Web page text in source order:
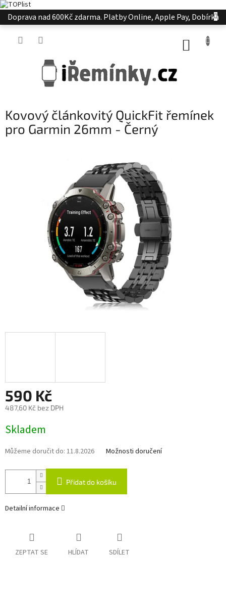
Přejít
na
Doprava nad 600Kč zdarma. Platby Online, Apple Pay, Dobírka
Kovový článkovitý QuickFit řemínek
pro Garmin 26mm - Černý
590 Kč
487,60 Kč bez DPH
cena:
Skladem
Můžeme doručit do: 11.8.2026 Možnosti doručení
Přidat do košíku
Detailní informace
ZEPTAT SE HLÍDAT SDÍLET